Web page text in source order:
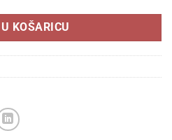
KOŠARICU